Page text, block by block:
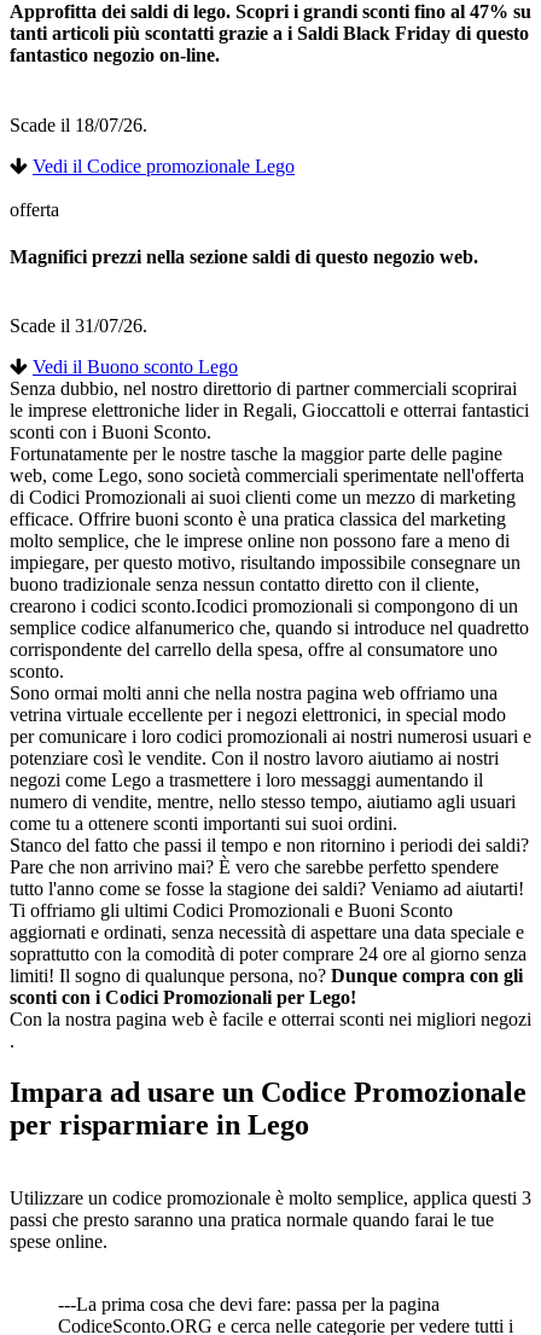
Approfitta dei saldi di lego. Scopri i grandi sconti fino al 47% su
tanti articoli più scontatti grazie a i Saldi Black Friday di questo
fantastico negozio on-line.
Scade il 18/07/26.
Vedi il Codice promozionale Lego
offerta
Magnifici prezzi nella sezione saldi di questo negozio web.
Scade il 31/07/26.
Vedi il Buono sconto Lego
Senza dubbio, nel nostro direttorio di partner commerciali scoprirai
le imprese elettroniche lider in Regali, Gioccattoli e otterrai fantastici
sconti con i Buoni Sconto.
Fortunatamente per le nostre tasche la maggior parte delle pagine
web, come Lego, sono società commerciali sperimentate nell'offerta
di Codici Promozionali ai suoi clienti come un mezzo di marketing
efficace. Offrire buoni sconto è una pratica classica del marketing
molto semplice, che le imprese online non possono fare a meno di
impiegare, per questo motivo, risultando impossibile consegnare un
buono tradizionale senza nessun contatto diretto con il cliente,
crearono i codici sconto.Icodici promozionali si compongono di un
semplice codice alfanumerico che, quando si introduce nel quadretto
corrispondente del carrello della spesa, offre al consumatore uno
sconto.
Sono ormai molti anni che nella nostra pagina web offriamo una
vetrina virtuale eccellente per i negozi elettronici, in special modo
per comunicare i loro codici promozionali ai nostri numerosi usuari e
potenziare così le vendite. Con il nostro lavoro aiutiamo ai nostri
negozi come Lego a trasmettere i loro messaggi aumentando il
numero di vendite, mentre, nello stesso tempo, aiutiamo agli usuari
come tu a ottenere sconti importanti sui suoi ordini.
Stanco del fatto che passi il tempo e non ritornino i periodi dei saldi?
Pare che non arrivino mai? È vero che sarebbe perfetto spendere
tutto l'anno come se fosse la stagione dei saldi? Veniamo ad aiutarti!
Ti offriamo gli ultimi Codici Promozionali e Buoni Sconto
aggiornati e ordinati, senza necessità di aspettare una data speciale e
soprattutto con la comodità di poter comprare 24 ore al giorno senza
limiti! Il sogno di qualunque persona, no? Dunque compra con gli
sconti con i Codici Promozionali per Lego!
Con la nostra pagina web è facile e otterrai sconti nei migliori negozi
.
Impara ad usare un Codice Promozionale
per risparmiare in Lego
Utilizzare un codice promozionale è molto semplice, applica questi 3
passi che presto saranno una pratica normale quando farai le tue
spese online.
---La prima cosa che devi fare: passa per la pagina
CodiceSconto.ORG e cerca nelle categorie per vedere tutti i